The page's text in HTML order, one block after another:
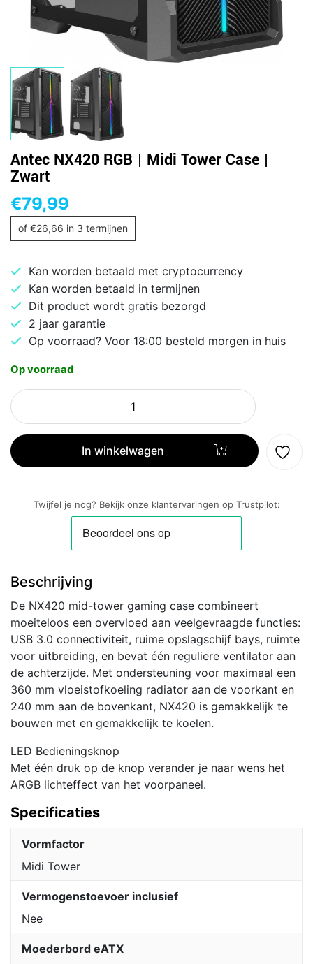
Antec NX420 RGB | Midi Tower Case |
Zwart
€79,99
of €26,66 in 3 termijnen
Kan worden betaald met cryptocurrency
Kan worden betaald in termijnen
Dit product wordt gratis bezorgd
2 jaar garantie
Op voorraad? Voor 18:00 besteld morgen in huis
Op voorraad
Antec
NX420
|
Midi
In winkelwagen
Twijfel je nog? Bekijk onze klantervaringen op Trustpilot:
Beschrijving
De NX420 mid-tower gaming case combineert
moeiteloos een overvloed aan veelgevraagde functies:
USB 3.0 connectiviteit, ruime opslagschijf bays, ruimte
voor uitbreiding, en bevat één reguliere ventilator aan
de achterzijde. Met ondersteuning voor maximaal een
360 mm vloeistofkoeling radiator aan de voorkant en
240 mm aan de bovenkant, NX420 is gemakkelijk te
bouwen met en gemakkelijk te koelen.
LED Bedieningsknop
Met één druk op de knop verander je naar wens het
ARGB lichteffect van het voorpaneel.
Specificaties
Vormfactor
Midi Tower
Vermogenstoevoer inclusief
Nee
Moederbord eATX